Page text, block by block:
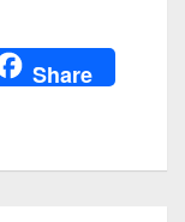
Share